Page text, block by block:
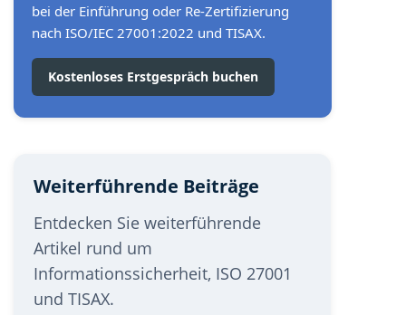
bei der Einführung oder Re-Zertifizierung
nach ISO/IEC 27001:2022 und TISAX.
Kostenloses Erstgespräch buchen
Weiterführende Beiträge
Entdecken Sie weiterführende
Artikel rund um
Informationssicherheit, ISO 27001
und TISAX.